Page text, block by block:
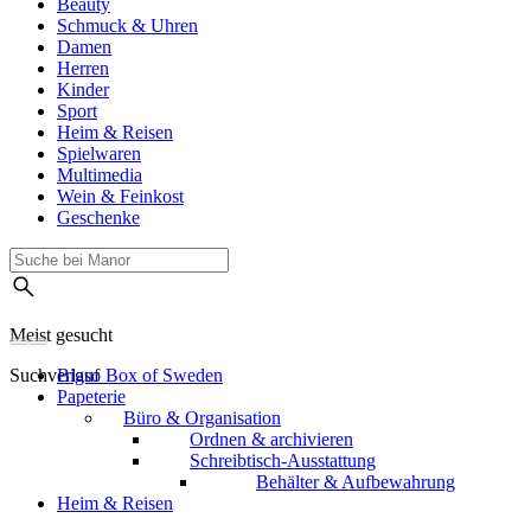
Beauty
Schmuck & Uhren
Damen
Herren
Kinder
Sport
Heim & Reisen
Spielwaren
Multimedia
Wein & Feinkost
Geschenke
Meist gesucht
SuchverlaufBigso Box of Sweden
Papeterie
Büro & Organisation
Ordnen & archivieren
Schreibtisch-Ausstattung
Behälter & Aufbewahrung
Heim & Reisen